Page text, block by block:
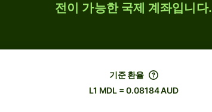
전이 가능한 국제 계좌입니다.
기준 환율
L1 MDL = 0.08184 AUD